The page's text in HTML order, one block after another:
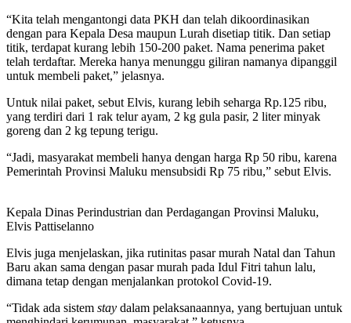
“Kita telah mengantongi data PKH dan telah dikoordinasikan
dengan para Kepala Desa maupun Lurah disetiap titik. Dan setiap
titik, terdapat kurang lebih 150-200 paket. Nama penerima paket
telah terdaftar. Mereka hanya menunggu giliran namanya dipanggil
untuk membeli paket,” jelasnya.
Untuk nilai paket, sebut Elvis, kurang lebih seharga Rp.125 ribu,
yang terdiri dari 1 rak telur ayam, 2 kg gula pasir, 2 liter minyak
goreng dan 2 kg tepung terigu.
“Jadi, masyarakat membeli hanya dengan harga Rp 50 ribu, karena
Pemerintah Provinsi Maluku mensubsidi Rp 75 ribu,” sebut Elvis.
Kepala Dinas Perindustrian dan Perdagangan Provinsi Maluku,
Elvis Pattiselanno
Elvis juga menjelaskan, jika rutinitas pasar murah Natal dan Tahun
Baru akan sama dengan pasar murah pada Idul Fitri tahun lalu,
dimana tetap dengan menjalankan protokol Covid-19.
“Tidak ada sistem stay dalam pelaksanaannya, yang bertujuan untuk